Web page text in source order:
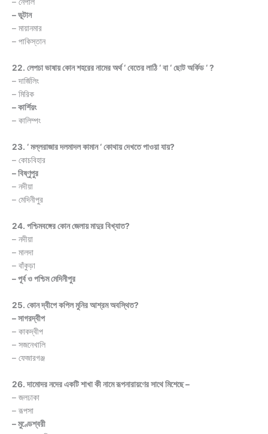
– ভূটান
– মায়ানমার
– পাকিস্তান
22. লেপচা ভাষায় কোন শহরের নামের অর্থ ‘ বেতের লাঠি ‘ বা ‘ ছোট অর্কিড ‘ ?
– দার্জিলিং
– মিরিক
– কার্শিয়ং
– কালিম্পং
23. ‘ মল্লরাজার দলমাদল কামান ‘ কোথায় দেখতে পাওয়া যায়?
– কোচবিহার
– বিষ্ণুপুর
– নদীয়া
– মেদিনীপুর
24. পশ্চিমবঙ্গের কোন জেলায় মাদুর বিখ্যাত?
– নদীয়া
– মালদা
– বাঁকুড়া
– পূর্ব ও পশ্চিম মেদিনীপুর
25. কোন দ্বীপে কপিল মুনির আশ্রম অবস্থিত?
– সাগরদ্বীপ
– কাকদ্বীপ
– সজনেখালি
– ফেজারগঞ্জ
26. দামোদর নদের একটি শাখা কী নামে রূপনারায়ণের সাথে মিশেছে –
– জলঢাকা
– রূপসা
– মুণ্ডেশ্বরী